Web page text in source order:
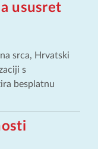
ususret
srca, Hrvatski
s
besplatnu